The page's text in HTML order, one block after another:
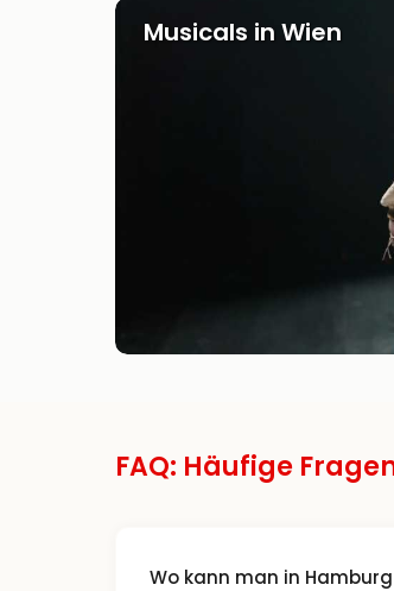
Musicals in Wien
FAQ: Häufige
Wo kann man in